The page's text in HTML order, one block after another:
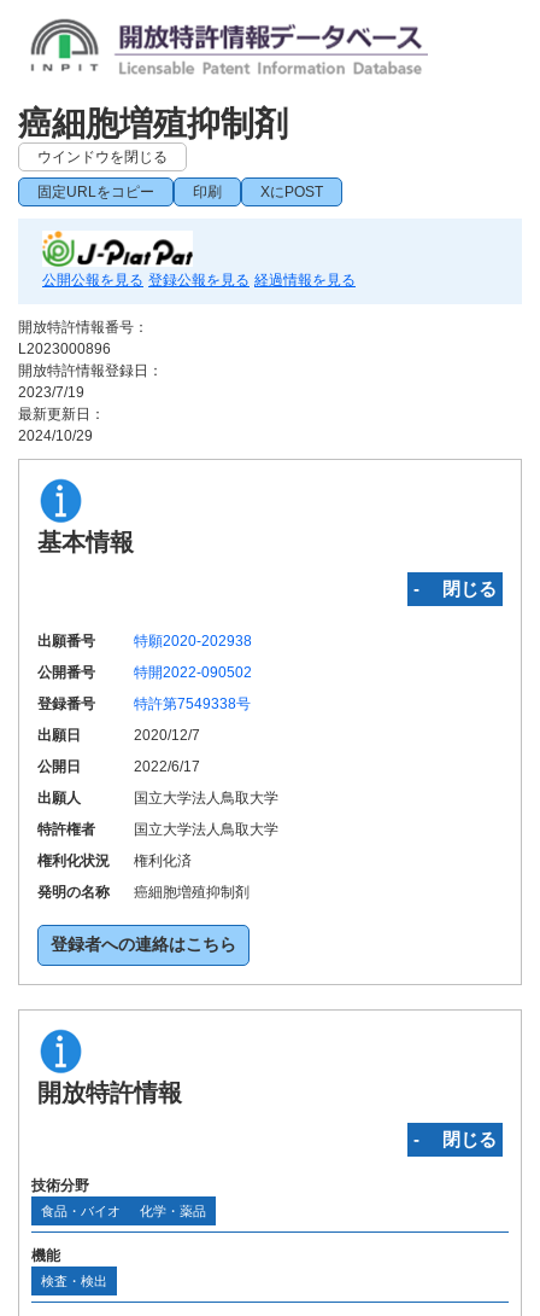
癌細胞増殖抑制剤
ウインドウを閉じる
固定URLをコピー 印刷 XにPOST
公開公報を見る 登録公報を見る 経過情報を見る
開放特許情報番号：
L2023000896
開放特許情報登録日：
2023/7/19
最新更新日：
2024/10/29
基本情報
‐ 閉じる
出願番号
特願2020-202938
公開番号
特開2022-090502
登録番号
特許第7549338号
出願日
2020/12/7
公開日
2022/6/17
出願人
国立大学法人鳥取大学
特許権者
国立大学法人鳥取大学
権利化状況
権利化済
発明の名称
癌細胞増殖抑制剤
登録者への連絡はこちら
開放特許情報
‐ 閉じる
技術分野
食品・バイオ 化学・薬品
機能
検査・検出